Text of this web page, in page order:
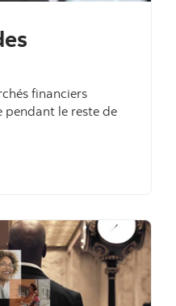
financiers
pendant le reste de
des placements